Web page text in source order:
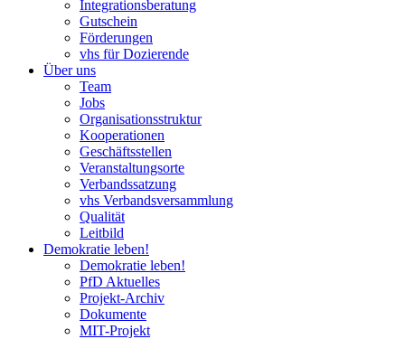
Integrationsberatung
Gutschein
Förderungen
vhs für Dozierende
Über uns
Team
Jobs
Organisationsstruktur
Kooperationen
Geschäftsstellen
Veranstaltungsorte
Verbandssatzung
vhs Verbandsversammlung
Qualität
Leitbild
Demokratie leben!
Demokratie leben!
PfD Aktuelles
Projekt-Archiv
Dokumente
MIT-Projekt